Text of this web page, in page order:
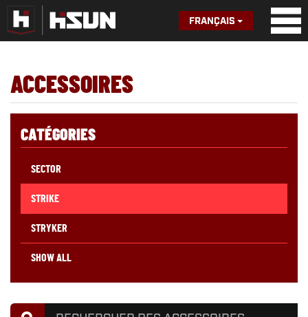
FRANÇAIS
ACCESSOIRES
CATÉGORIES
SECTOR
STRIKE
STRYKER
SHOW ALL